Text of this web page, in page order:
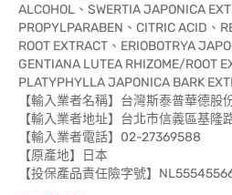
ALCOHOL、SWERTIA JAPONICA
PROPYLPARABEN、CITRIC ACID、
ROOT EXTRACT、ERIOBOTRYA
GENTIANA LUTEA RHIZOME/ROOT
PLATYPHYLLA JAPONICA BARK
【輸入業者名稱】台灣斯泰普華德股
【輸入業者地址】台北市信義區基隆
【輸入業者電話】02-27369588
【原產地】日本
【投保產品責任險字號】